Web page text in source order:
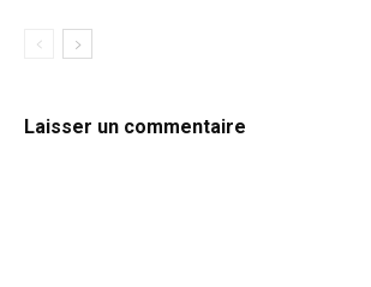
Laisser un commentaire